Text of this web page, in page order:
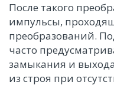
После такого
импульсы,
преобразований.
часто
замыкания и
из строя при